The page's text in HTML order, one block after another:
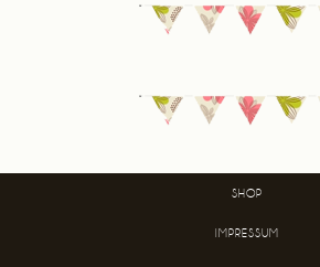
SHOP
IMPRESSUM